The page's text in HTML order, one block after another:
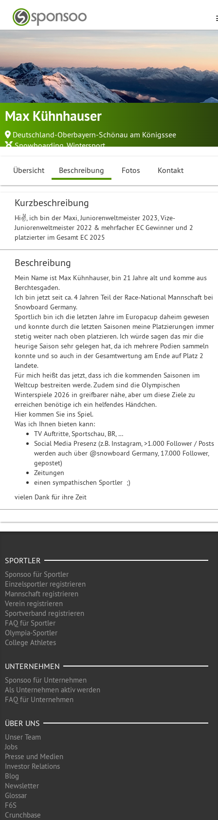
Max Kühnhauser
Deutschland-Oberbayern-Schönau am Königssee
Snowboarding,Wintersport
Übersicht Beschreibung Fotos Kontakt
Kurzbeschreibung
Hi✌️, ich bin der Maxi, Juniorenweltmeister 2023, Vize-
Juniorenweltmeister 2022 & mehrfacher EC Gewinner und 2
platzierter im Gesamt EC 2025
Beschreibung
Mein Name ist Max Kühnhauser, bin 21 Jahre alt und komme aus
Berchtesgaden.
Ich bin jetzt seit ca. 4 Jahren Teil der Race-National Mannschaft bei
Snowboard Germany.
Sportlich bin ich die letzten Jahre im Europacup daheim gewesen
und konnte durch die letzten Saisonen meine Platzierungen immer
stetig weiter nach oben platzieren. Ich würde sagen das mir die
heurige Saison sehr gelegen hat, da ich mehrere Podien sammeln
konnte und so auch in der Gesamtwertung am Ende auf Platz 2
landete.
Für mich heißt das jetzt, dass ich die kommenden Saisonen im
Weltcup bestreiten werde. Zudem sind die Olympischen
Winterspiele 2026 in greifbarer nähe, aber um diese Ziele zu
erreichen benötige ich ein helfendes Händchen.
Hier kommen Sie ins Spiel.
Was ich Ihnen bieten kann:
TV Auftritte, Sportschau, BR, …
Social Media Presenz (z.B. Instagram, >1.000 Follower / Posts
werden auch über @snowboard Germany, 17.000 Follower,
gepostet)
Zeitungen
einen sympathischen Sportler ;)
vielen Dank für ihre Zeit
SPORTLER
Sponsoo für Sportler
Einzelsportler registrieren
Mannschaft registrieren
Verein registrieren
Sportverband registrieren
FAQ für Sportler
Olympia-Sportler
College Athletes
UNTERNEHMEN
Sponsoo für Unternehmen
Als Unternehmen aktiv werden
FAQ für Unternehmen
ÜBER UNS
Unser Team
Jobs
Presse und Medien
Investor Relations
Blog
Newsletter
Glossar
F6S
Crunchbase